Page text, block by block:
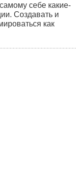
себе какие-
Создавать и
как